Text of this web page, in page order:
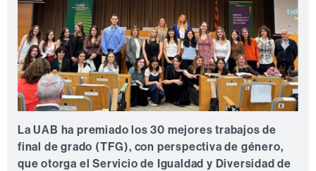
La UAB ha premiado los 30 mejores trabajos de
final de grado (TFG), con perspectiva de género,
que otorga el Servicio de Igualdad y Diversidad de